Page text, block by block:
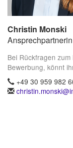
Christin Monski
Bei Rückfragen
Bewerbung, könnt
+49 30 959 982